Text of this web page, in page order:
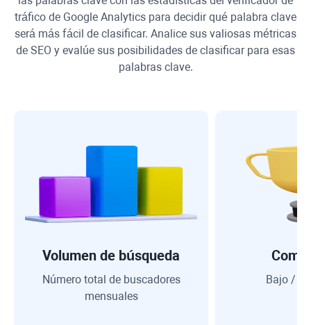
tráfico de Google Analytics para decidir qué palabra clave
será más fácil de clasificar. Analice sus valiosas métricas
de SEO y evalúe sus posibilidades de clasificar para esas
palabras clave.
Volumen de búsqueda
Número total de buscadores
mensuales
Bajo /